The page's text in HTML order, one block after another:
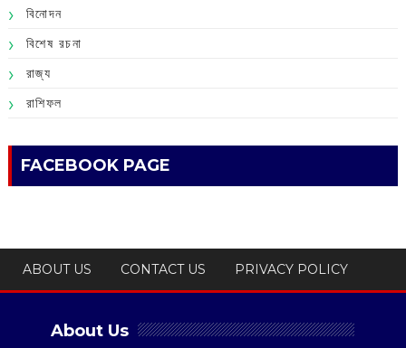
বিনোদন
বিশেষ রচনা
রাজ্য
রাশিফল
FACEBOOK PAGE
ABOUT US CONTACT US PRIVACY POLICY
About Us